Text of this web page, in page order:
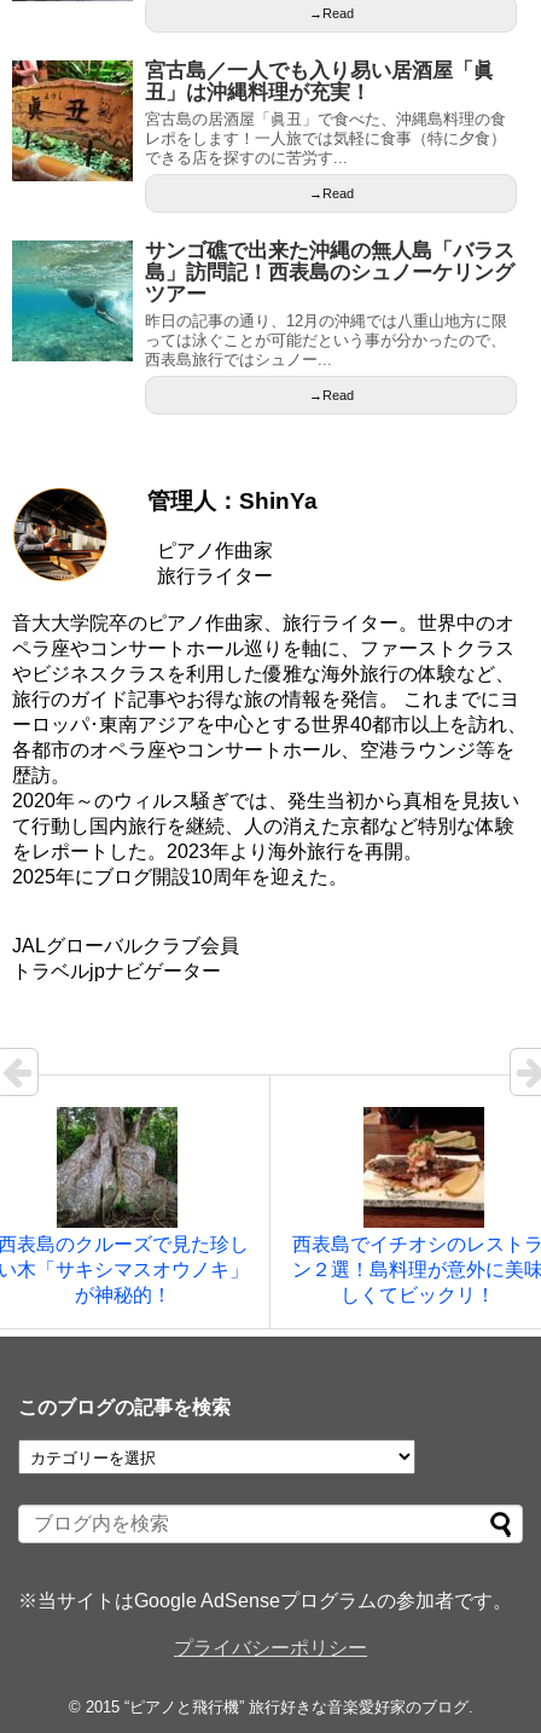
→Read
宮古島／一人でも入り易い居酒屋「眞
丑」は沖縄料理が充実！
宮古島の居酒屋「眞丑」で食べた、沖縄島料理の食
レポをします！一人旅では気軽に食事（特に夕食）
できる店を探すのに苦労す...
→Read
サンゴ礁で出来た沖縄の無人島「バラス
島」訪問記！西表島のシュノーケリング
ツアー
昨日の記事の通り、12月の沖縄では八重山地方に限
っては泳ぐことが可能だという事が分かったので、
西表島旅行ではシュノー...
→Read
管理人：ShinYa
ピアノ作曲家
旅行ライター
音大大学院卒のピアノ作曲家、旅行ライター。世界中のオ
ペラ座やコンサートホール巡りを軸に、ファーストクラス
やビジネスクラスを利用した優雅な海外旅行の体験など、
旅行のガイド記事やお得な旅の情報を発信。 これまでにヨ
ーロッパ･東南アジアを中心とする世界40都市以上を訪れ、
各都市のオペラ座やコンサートホール、空港ラウンジ等を
歴訪。
2020年～のウィルス騒ぎでは、発生当初から真相を見抜い
て行動し国内旅行を継続、人の消えた京都など特別な体験
をレポートした。2023年より海外旅行を再開。
2025年にブログ開設10周年を迎えた。
JALグローバルクラブ会員
トラベルjpナビゲーター
表島のクルーズで見た珍し
木「サキシマスオウノキ」
が神秘的！
西表島でイチオシのレスト
ン２選！島料理が意外に美
しくてビックリ！
このブログの記事を検索
※当サイトはGoogle AdSenseプログラムの参加者です。
プライバシーポリシー
© 2015 “ピアノと飛行機” 旅行好きな音楽愛好家のブログ.